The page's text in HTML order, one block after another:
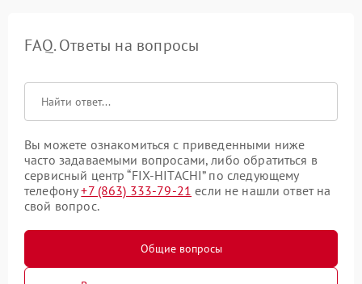
FAQ. Ответы на вопросы
Вы можете ознакомиться с приведенными ниже
часто задаваемыми вопросами, либо обратиться в
сервисный центр “FIX-HITACHI” по следующему
телефону+7 (863) 333-79-21 если не нашли ответ на
свой вопрос.
Общие вопросы